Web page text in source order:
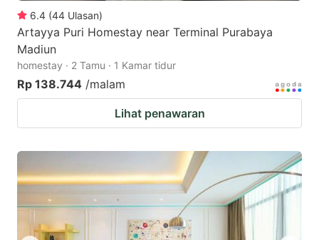
6.4 (44 Ulasan)
Artayya Puri Homestay near Terminal Purabaya
Madiun
homestay · 2 Tamu · 1 Kamar tidur
Rp 138.744 /malam
Lihat penawaran